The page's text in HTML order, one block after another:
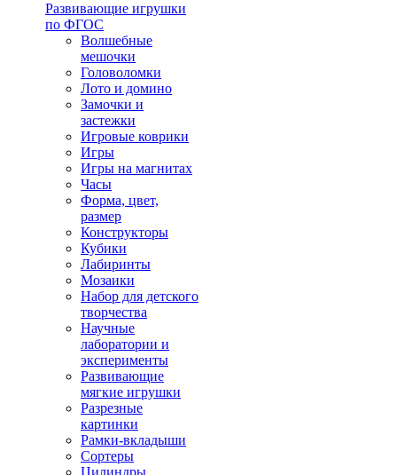
Развивающие игрушки
по ФГОС
Волшебные
мешочки
Головоломки
Лото и домино
Замочки и
застежки
Игровые коврики
Игры
Игры на магнитах
Часы
Форма, цвет,
размер
Конструкторы
Кубики
Лабиринты
Мозаики
Набор для детского
творчества
Научные
лаборатории и
эксперименты
Развивающие
мягкие игрушки
Разрезные
картинки
Рамки-вкладыши
Сортеры
Цилиндры,